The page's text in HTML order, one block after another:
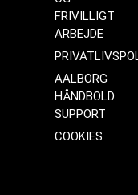
FRIVILLIGT
ARBEJDE
AALBORG
HÅNDBOLD
SUPPORT
COOKIES